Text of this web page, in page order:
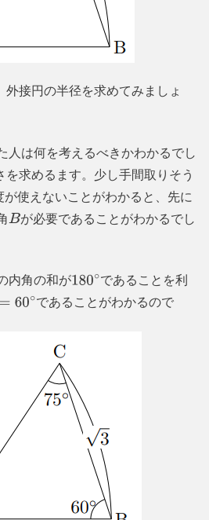
外接円の半径を求めてみましょ
人は何を考えるべきかわかるでし
を求めるます。少し手間取りそう
が使えないことがわかると、先に
B が必要であることがわかるでし
内角の和が180∘ であることを利
60 ∘ であることがわかるので